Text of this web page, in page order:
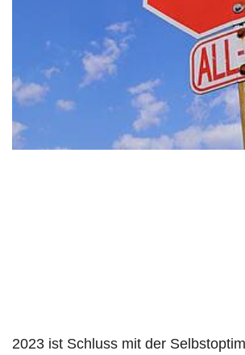
2023 ist Schluss mit der